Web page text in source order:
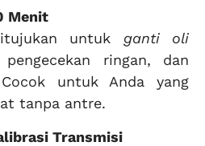
Menit
untuk ganti oli
ringan, dan
untuk Anda yang
tanpa antre.
Transmisi